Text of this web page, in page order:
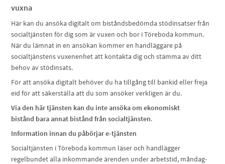
vuxna
Här kan du ansöka digitalt om biståndsbedömda stödinsatser från
socialtjänsten för dig som är vuxen och bor i Töreboda kommun.
När du lämnat in en ansökan kommer en handläggare på
socialtjänstens vuxenenhet att kontakta dig och stämma av ditt
behov av stödinsats.
För att ansöka digitalt behöver du ha tillgång till bankid eller freja
eid för att säkerställa att du som ansöker verkligen är du.
Via den här tjänsten kan du inte ansöka om ekonomiskt
bistånd bara annat bistånd från socialtjänsten.
Information innan du påbörjar e-tjänsten
Socialtjänsten i Töreboda kommun läser och handlägger
regelbundet alla inkommande ärenden under arbetstid, måndag-